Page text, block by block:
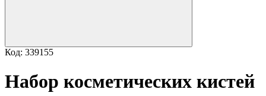
Код: 339155
Набор косметических кистей